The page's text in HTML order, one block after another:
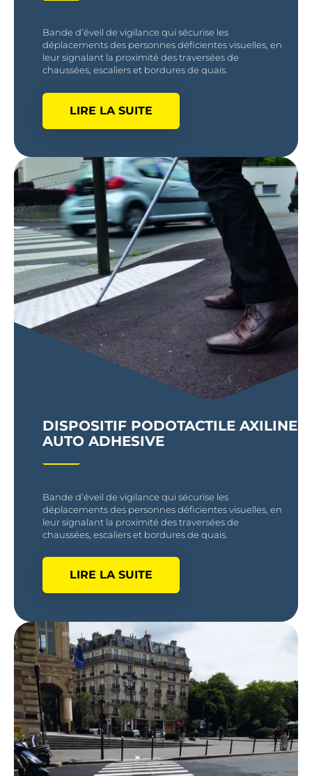
Bande d’éveil de vigilance qui sécurise les
déplacements des personnes déficientes visuelles, en
leur signalant la proximité des traversées de
chaussées, escaliers et bordures de quais.
LIRE LA SUITE
DISPOSITIF PODOTACTILE AXILINE
AUTO ADHESIVE
Bande d’éveil de vigilance qui sécurise les
déplacements des personnes déficientes visuelles, en
leur signalant la proximité des traversées de
chaussées, escaliers et bordures de quais.
LIRE LA SUITE